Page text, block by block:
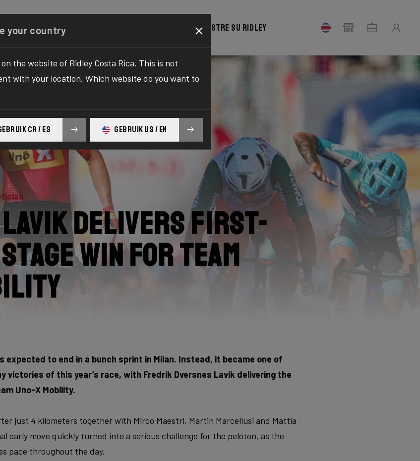
Comercio Registre su Ridley
Lavik delivers first-
win for Team
expected to end in a bunch sprint in Milan. Instead, it became one of
victories of this year’s race, with Fredrik Dversnes Lavik delivering the
Uno-X Mobility.
just 4 kilometers together with Mirco Maestri, Martin Marcellusi and Mattia
early move quickly turned into a serious challenge for the peloton, as the
pace throughout the day.
your country ×
on the website of Ridley Costa Rica. This is not
with your location. Which website do you want to
CR / ES GEBRUIK US / EN